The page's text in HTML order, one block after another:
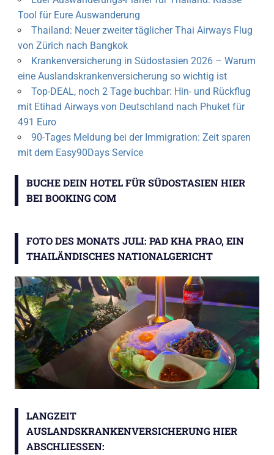
Tool für Eure Auswanderung
Thailand: Neuer zweiter täglicher Thai Airways Flug
von Zürich nach Bangkok
Krankenversicherung in Südostasien 2026 – Warum
eine Auslandskrankenversicherung so wichtig ist
Top-DEAL, noch 2 Tage buchbar: Hin- und Rückflug
mit Etihad Airways von Deutschland nach Phuket für
491 Euro
90-Tages Meldung bei der Immigration: Zeit sparen
mit dem Easy90Days Service
BUCHE DEIN HOTEL FÜR SÜDOSTASIEN HIER
BEI BOOKING COM
FOTO DES MONATS JULI: PAD KHA PRAO, EIN
THAILÄNDISCHES NATIONALGERICHT
LANGZEIT
AUSLANDSKRANKENVERSICHERUNG HIER
ABSCHLIESSEN: